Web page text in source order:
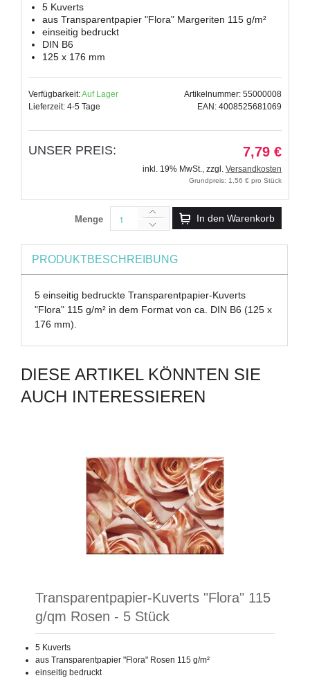
5 Kuverts
aus Transparentpapier "Flora" Margeriten 115 g/m²
einseitig bedruckt
DIN B6
125 x 176 mm
Verfügbarkeit:Auf Lager
Lieferzeit: 4-5 Tage
Artikelnummer: 55000008
EAN: 4008525681069
UNSER PREIS: 7,79 €
inkl. 19% MwSt., zzgl. Versandkosten
Grundpreis: 1,56 € pro Stück
Menge In den Warenkorb
PRODUKTBESCHREIBUNG
5 einseitig bedruckte Transparentpapier-Kuverts
"Flora" 115 g/m² in dem Format von ca. DIN B6 (125 x
176 mm).
DIESE ARTIKEL KÖNNTEN SIE
AUCH INTERESSIEREN
Transparentpapier-Kuverts "Flora" 115
g/qm Rosen - 5 Stück
5 Kuverts
aus Transparentpapier "Flora" Rosen 115 g/m²
einseitig bedruckt